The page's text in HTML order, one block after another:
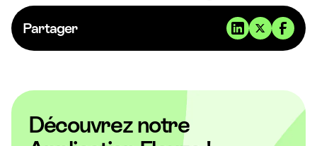
Partager
Découvrez notre